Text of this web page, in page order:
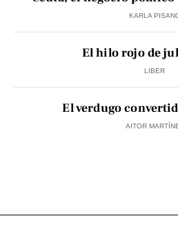
KARLA
El hilo rojo de
LIBER
El verdugo
AITOR